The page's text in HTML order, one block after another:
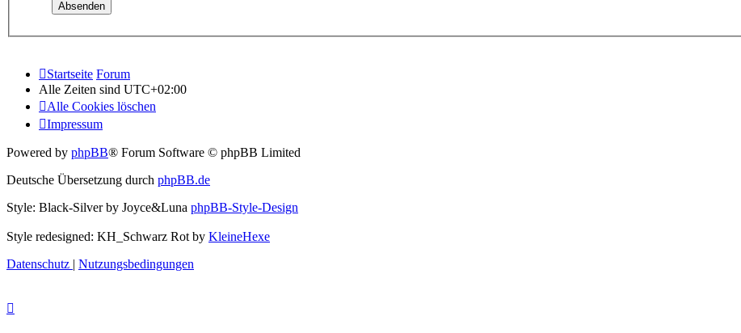
Startseite Forum
Alle Zeiten sind UTC+02:00
Alle Cookies löschen
Impressum
Powered by phpBB® Forum Software © phpBB Limited
Deutsche Übersetzung durch phpBB.de
Style: Black-Silver by Joyce&Luna phpBB-Style-Design
Style redesigned: KH_Schwarz Rot by KleineHexe
Datenschutz | Nutzungsbedingungen